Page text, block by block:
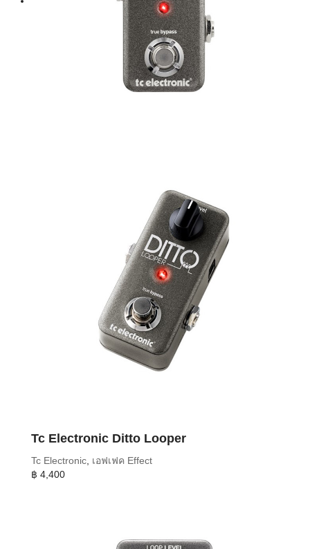
Tc Electronic Ditto Looper
Tc Electronic, เอฟเฟค Effect
฿ 4,400